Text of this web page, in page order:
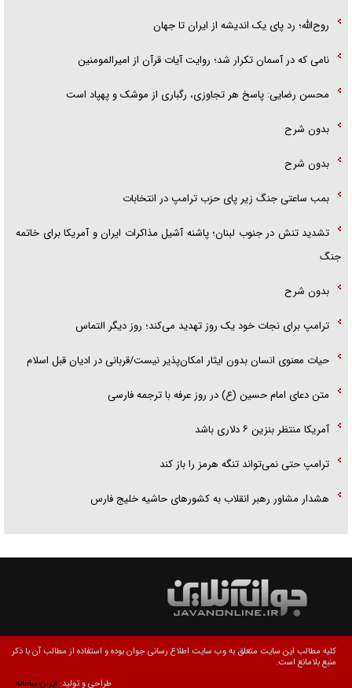
روح‌الله؛ رد پای یک اندیشه از ایران تا جهان
نامی که در آسمان تکرار شد؛ روایت آیات قرآن از امیرالمومنین
محسن رضایی: پاسخ هر تجاوزی، رگباری از موشک و پهپاد است
بدون شرح
بدون شرح
بمب ساعتی جنگ زیر پای حزب ترام‍پ در انتخابات
تشدید تنش در جنوب لبنان؛ پاشنه آشیل مذاکرات ایران و آمریکا برای خاتمه
جنگ
بدون شرح
ترامپ برای نجات خود یک روز تهدید می‌کند؛ روز دیگر التماس
حیات معنوی انسان بدون ایثار امکان‌پذیر نیست/قربانی در ادیان قبل اسلام
متن دعای امام حسین (ع) در روز عرفه با ترجمه فارسی
آمریکا منتظر بنزین ۶ دلاری باشد
ترامپ حتی نمی‌تواند تنگه هرمز را باز کند
هشدار مشاور رهبر انقلاب به کشور‌های حاشیه خلیج فارس
کلیه مطالب این سایت متعلق به وب سایت اطلاع رسانی جوان بوده و استفاده از مطالب آن با ذکر
منبع بلامانع است.
طراحی و تولید: ایران سامانه